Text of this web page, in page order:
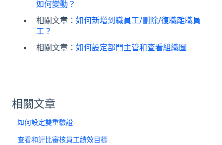
如何變動？
相關文章： 如何新增到職員工/刪除/復職離職員
工？
相關文章： 如何設定部門主管和查看組織圖
相關文章
如何設定雙重驗證
查看和評比審核員工績效目標